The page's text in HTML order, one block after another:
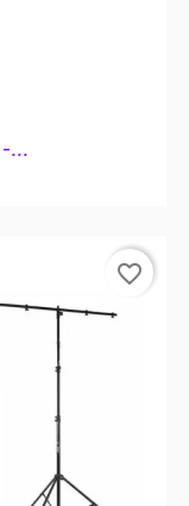
...
favorite_border